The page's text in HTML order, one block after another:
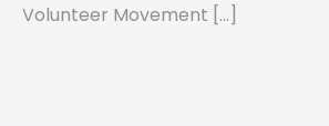
Volunteer Movement […]